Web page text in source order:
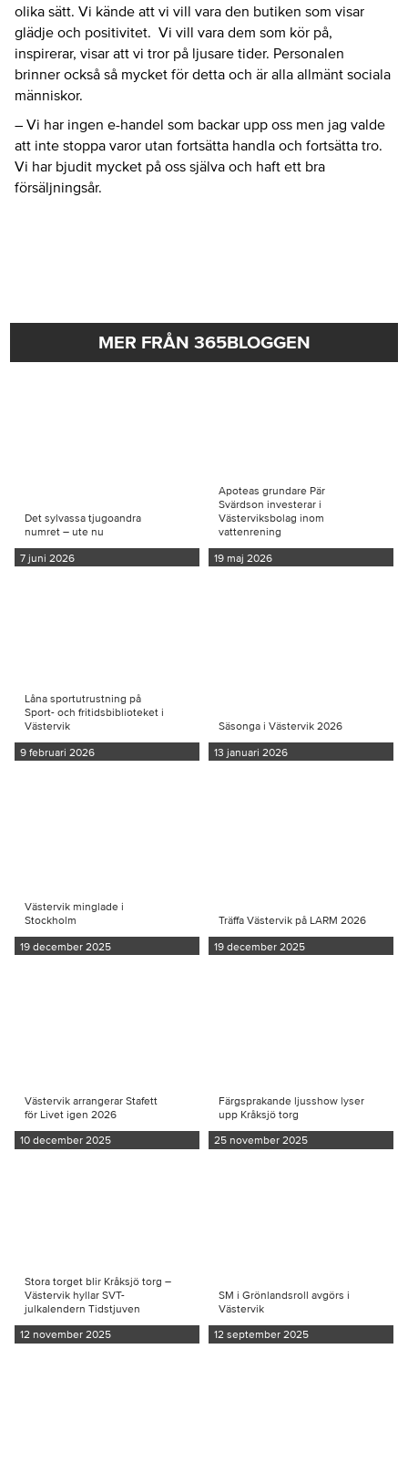
olika sätt. Vi kände att vi vill vara den butiken som visar
glädje och positivitet. Vi vill vara dem som kör på,
inspirerar, visar att vi tror på ljusare tider. Personalen
brinner också så mycket för detta och är alla allmänt sociala
människor.
– Vi har ingen e-handel som backar upp oss men jag valde
att inte stoppa varor utan fortsätta handla och fortsätta tro.
Vi har bjudit mycket på oss själva och haft ett bra
försäljningsår.
MER FRÅN 365BLOGGEN
Det sylvassa tjugoandra
numret – ute nu
7 juni 2026
Apoteas grundare Pär
Svärdson investerar i
Västerviksbolag inom
vattenrening
19 maj 2026
Låna sportutrustning på
Sport- och fritidsbiblioteket i
Västervik
9 februari 2026
Säsonga i Västervik 2026
13 januari 2026
Västervik minglade i
Stockholm
19 december 2025
Träffa Västervik på LARM 2026
19 december 2025
Västervik arrangerar Stafett
för Livet igen 2026
10 december 2025
Färgsprakande ljusshow lyser
upp Kråksjö torg
25 november 2025
Stora torget blir Kråksjö torg –
Västervik hyllar SVT-
julkalendern Tidstjuven
12 november 2025
SM i Grönlandsroll avgörs i
Västervik
12 september 2025